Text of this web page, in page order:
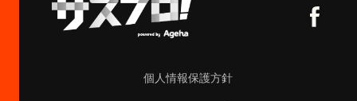
個人情報保護方針